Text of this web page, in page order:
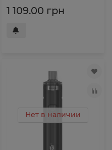
1 109.00 грн
Нет в наличии